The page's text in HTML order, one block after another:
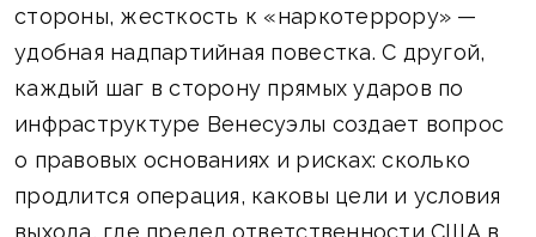
стороны, жесткость к «наркотеррору» —
удобная надпартийная повестка. С другой,
каждый шаг в сторону прямых ударов по
инфраструктуре Венесуэлы создает вопрос
о правовых основаниях и рисках: сколько
продлится операция, каковы цели и условия
выхода, где предел ответственности США в